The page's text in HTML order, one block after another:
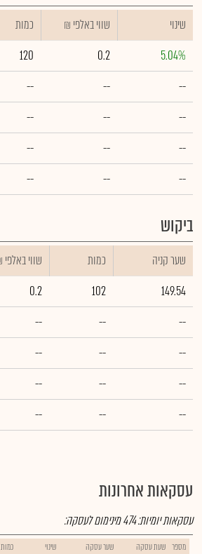
שינוי ₪ שווי באלפי כמות
5.04%
0.2
120
--
--
--
--
--
--
--
--
--
--
--
--
ביקוש
שער קניה כמות ₪ שווי באלפי
149.54
102
0.2
--
--
--
--
--
--
--
--
--
--
--
--
עסקאות אחרונות
עסקאות יומיות:474מינימום לעסקה:
מספר שעת עסקה שער עסקה שינוי כמות